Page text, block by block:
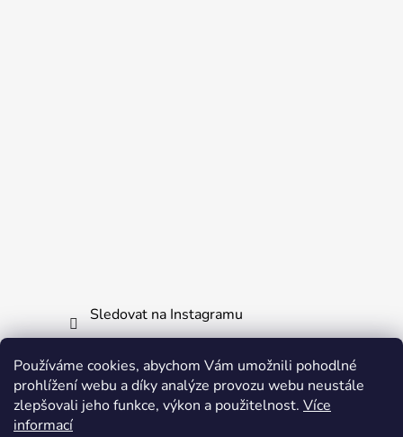
Používáme cookies, abychom Vám umožnili pohodlné
prohlížení webu a díky analýze provozu webu neustále
zlepšovali jeho funkce, výkon a použitelnost. Více
informací
Sledovat na Instagramu
Informace pro vás
Obchodní podmínky